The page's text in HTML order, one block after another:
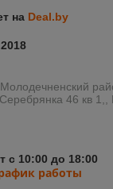
на Deal.by
46 кв 1,,
с 10:00 до 18:00
работы